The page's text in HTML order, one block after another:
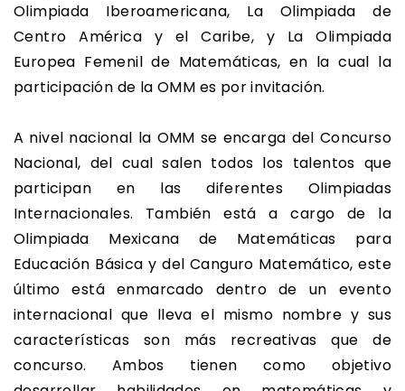
Olimpiada Iberoamericana, La Olimpiada de
Centro América y el Caribe, y La Olimpiada
Europea Femenil de Matemáticas, en la cual la
participación de la OMM es por invitación.
A nivel nacional la OMM se encarga del Concurso
Nacional, del cual salen todos los talentos que
participan en las diferentes Olimpiadas
Internacionales. También está a cargo de la
Olimpiada Mexicana de Matemáticas para
Educación Básica y del Canguro Matemático, este
último está enmarcado dentro de un evento
internacional que lleva el mismo nombre y sus
características son más recreativas que de
concurso. Ambos tienen como objetivo